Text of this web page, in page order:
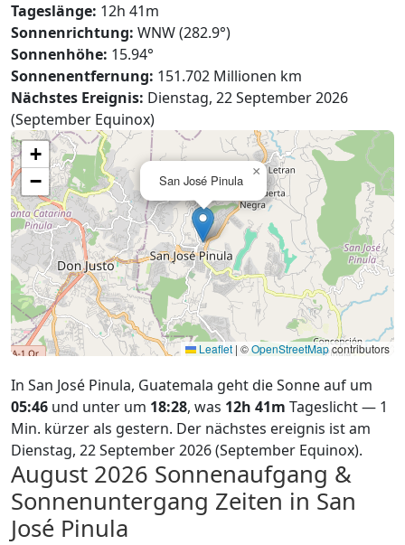
Tageslänge: 12h 41m
Sonnenrichtung: WNW (282.9°)
Sonnenhöhe: 15.94°
Sonnenentfernung: 151.702 Millionen km
Nächstes Ereignis: Dienstag, 22 September 2026
(September Equinox)
San José Pinula
×
+
−
Leaflet | ©OpenStreetMapcontributors
In San José Pinula, Guatemala geht die Sonne auf um
05:46 und unter um 18:28, was 12h 41m Tageslicht — 1
Min. kürzer als gestern. Der nächstes ereignis ist am
Dienstag, 22 September 2026 (September Equinox).
August 2026 Sonnenaufgang &
Sonnenuntergang Zeiten in San
José Pinula